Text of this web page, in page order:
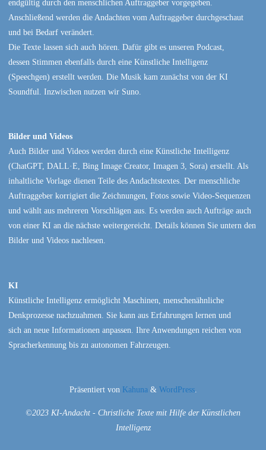
endgültig durch den menschlichen Auftraggeber vorgegeben.
Anschließend werden die Andachten vom Auftraggeber durchgeschaut
und bei Bedarf verändert.
Die Texte lassen sich auch hören. Dafür gibt es unseren Podcast,
dessen Stimmen ebenfalls durch eine Künstliche Intelligenz
(Speechgen) erstellt werden. Die Musik kam zunächst von der KI
Soundful. Inzwischen nutzen wir Suno.
Bilder und Videos
Auch Bilder und Videos werden durch eine Künstliche Intelligenz
(ChatGPT, DALL·E, Bing Image Creator, Imagen 3, Sora) erstellt. Als
inhaltliche Vorlage dienen Teile des Andachtstextes. Der menschliche
Auftraggeber korrigiert die Zeichnungen, Fotos sowie Video-Sequenzen
und wählt aus mehreren Vorschlägen aus. Es werden auch Aufträge auch
von einer KI an die nächste weitergereicht. Details können Sie untern den
Bilder und Videos nachlesen.
KI
Künstliche Intelligenz ermöglicht Maschinen, menschenähnliche
Denkprozesse nachzuahmen. Sie kann aus Erfahrungen lernen und
sich an neue Informationen anpassen. Ihre Anwendungen reichen von
Spracherkennung bis zu autonomen Fahrzeugen.
Präsentiert von Kahuna & WordPress.
©2023 KI-Andacht - Christliche Texte mit Hilfe der Künstlichen
Intelligenz